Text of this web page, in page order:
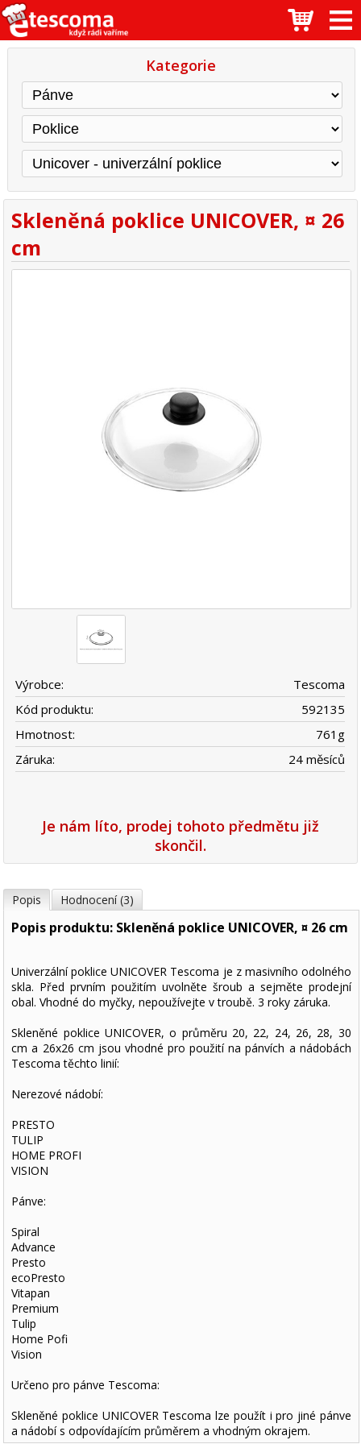
Kategorie
Skleněná poklice UNICOVER, ¤ 26
cm
Výrobce:
Tescoma
Kód produktu:
592135
Hmotnost:
761 g
Záruka:
24 měsíců
Je nám líto, prodej tohoto předmětu již
skončil.
Popis Hodnocení (3)
Popis produktu: Skleněná poklice UNICOVER, ¤ 26 cm
Univerzální poklice UNICOVER Tescoma je z masivního odolného
skla. Před prvním použitím uvolněte šroub a sejměte prodejní
obal. Vhodné do myčky, nepoužívejte v troubě. 3 roky záruka.
Skleněné poklice UNICOVER, o průměru 20, 22, 24, 26, 28, 30
cm a 26x26 cm jsou vhodné pro použití na pánvích a nádobách
Tescoma těchto linií:
Nerezové nádobí:
PRESTO
TULIP
HOME PROFI
VISION
Pánve:
Spiral
Advance
Presto
ecoPresto
Vitapan
Premium
Tulip
Home Pofi
Vision
Určeno pro pánve Tescoma:
Skleněné poklice UNICOVER Tescoma lze použít i pro jiné pánve
a nádobí s odpovídajícím průměrem a vhodným okrajem.